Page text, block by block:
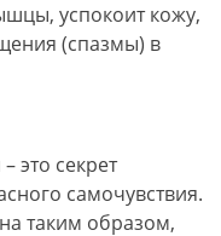
успокоит кожу,
(спазмы) в
это секрет
самочувствия.
таким образом,